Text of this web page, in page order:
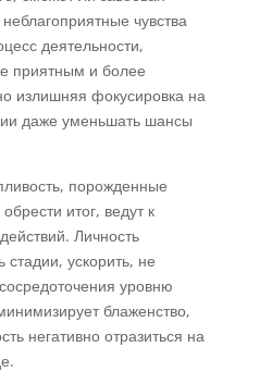
чувства
деятельности,
приятным и более
излишняя фокусировка на
даже уменьшать шансы
порожденные
итог, ведут к
Личность
стадии, ускорить, не
уровню
блаженство,
негативно отразиться на